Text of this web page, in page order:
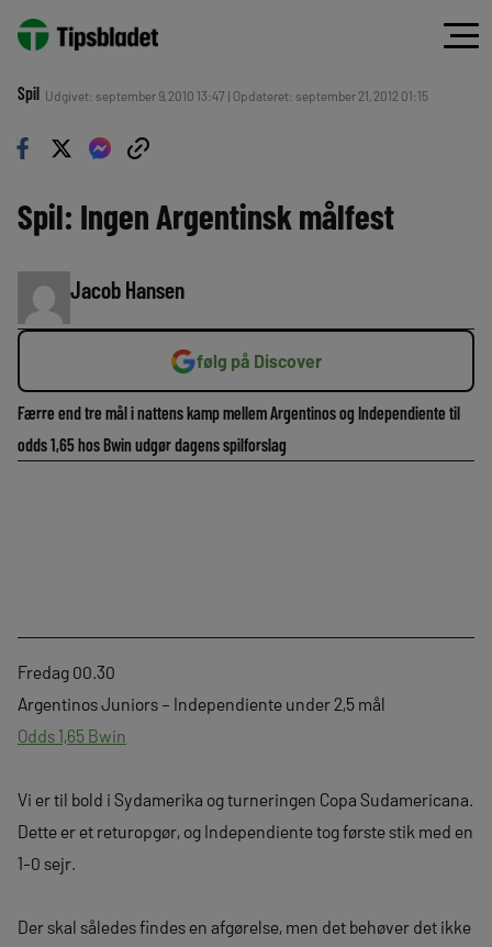
Spil Udgivet: september 9, 2010 13:47 | Opdateret: september 21, 2012 01:15
Spil: Ingen Argentinsk målfest
Jacob Hansen
følg på Discover
Færre end tre mål i nattens kamp mellem Argentinos og Independiente til
odds 1,65 hos Bwin udgør dagens spilforslag
Fredag 00.30
Argentinos Juniors – Independiente under 2,5 mål
Odds 1,65 Bwin
Vi er til bold i Sydamerika og turneringen Copa Sudamericana.
Dette er et returopgør, og Independiente tog første stik med en
1-0 sejr.
Der skal således findes en afgørelse, men det behøver det ikke